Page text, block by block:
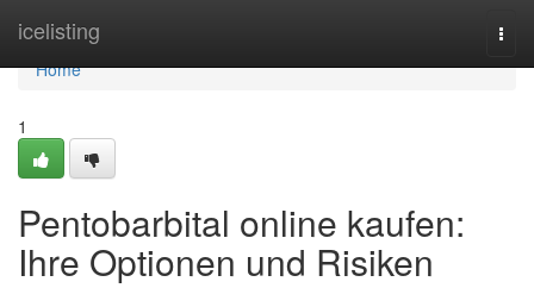
icelisting
Home
Home
1
Pentobarbital online kaufen:
Ihre Optionen und Risiken